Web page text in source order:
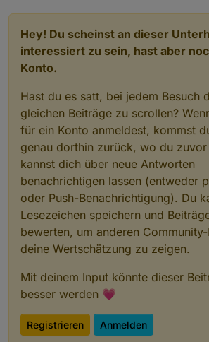
Hey! Du scheinst an dieser
interessiert zu sein, hast aber
Konto.
Hast du es satt, bei jedem Besuch
gleichen Beiträge zu scrollen?
für ein Konto anmeldest, kommst
genau dorthin zurück, wo du
kannst dich über neue Antworten
benachrichtigen lassen (entweder
oder Push-Benachrichtigung). Du
Lesezeichen speichern und
bewerten, um anderen
deine Wertschätzung zu zeigen.
Mit deinem Input könnte dieser
besser werden 💗
Registrieren Anmelden